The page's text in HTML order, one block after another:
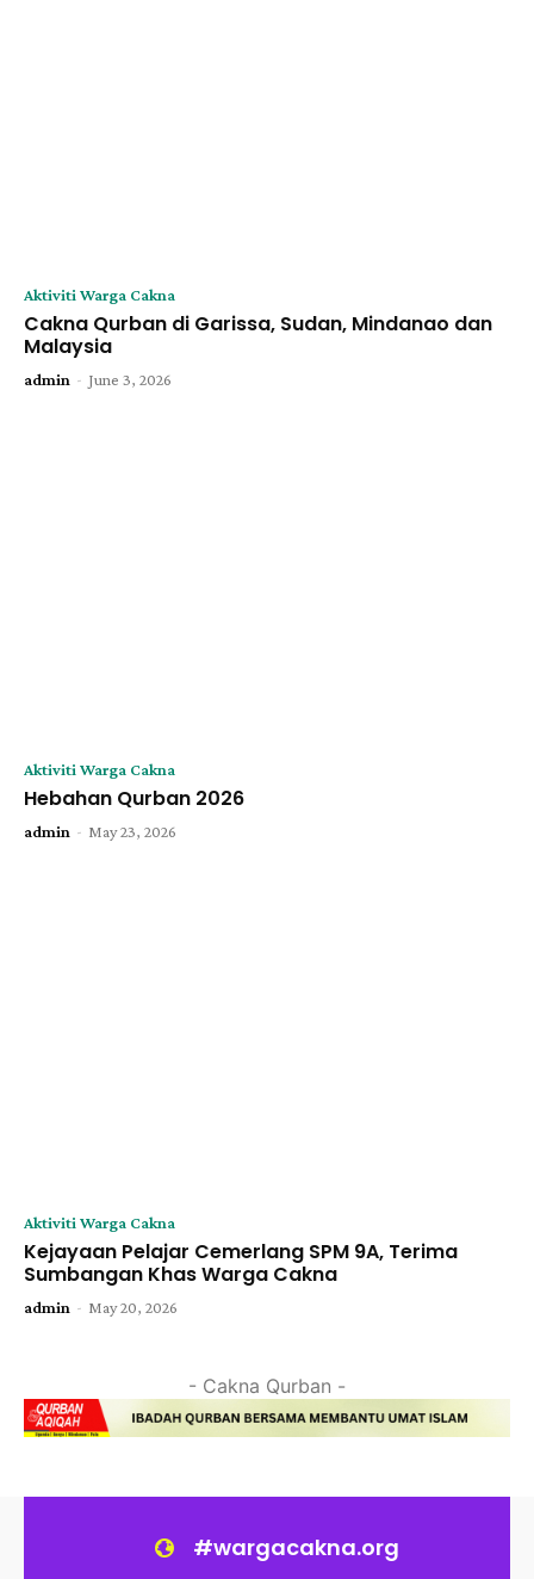
Aktiviti Warga Cakna
Cakna Qurban di Garissa, Sudan, Mindanao dan
Malaysia
admin - June 3, 2026
Aktiviti Warga Cakna
Hebahan Qurban 2026
admin - May 23, 2026
Aktiviti Warga Cakna
Kejayaan Pelajar Cemerlang SPM 9A, Terima
Sumbangan Khas Warga Cakna
admin - May 20, 2026
- Cakna Qurban -
#wargacakna.org